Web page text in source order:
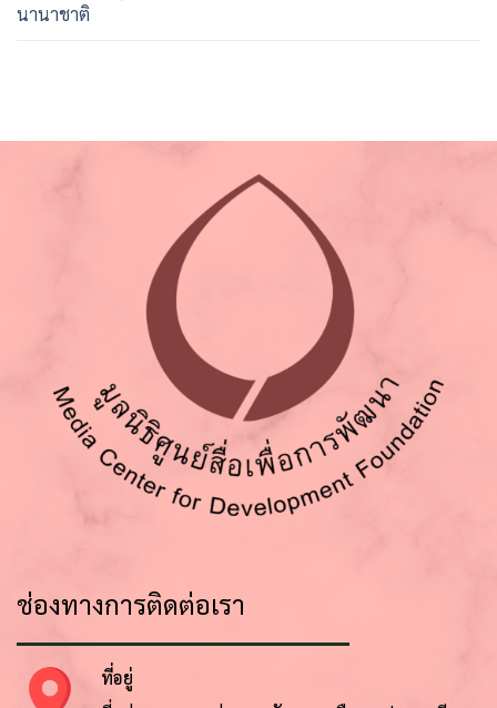
นานาชาติ
ช่องทางการติดต่อเรา
ที่อยู่